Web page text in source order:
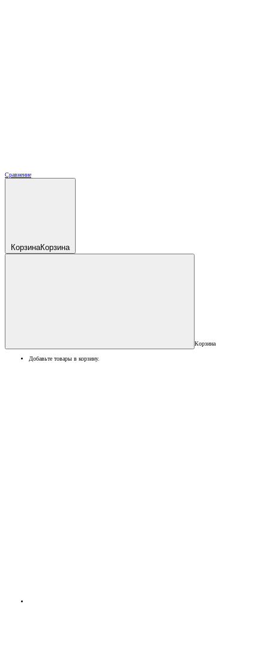
Сравнение
КорзинаКорзина
Корзина
Добавьте товары в корзину.